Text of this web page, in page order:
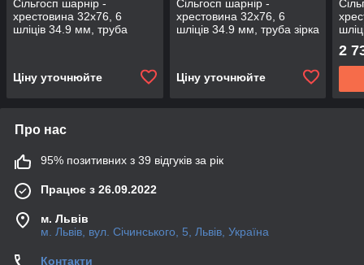
Сільгосп шарнір -
хрестовина 32х76, 6
шліців 34.9 мм, труба
Ціну уточнюйте
Сільгосп шарнір -
хрестовина 32х76, 6
шліців 34.9 мм, труба зірка
Ціну уточнюйте
2
Про нас
95% позитивних з 39 відгуків за рік
Працює з 26.09.2022
м. Львів
м. Львів, вул. Січинського, 5, Львів, Україна
Контакти